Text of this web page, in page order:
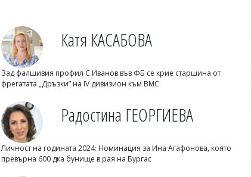
Катя КАСАБОВА
Зад фалшивия профил С.Иванов във ФБ се крие старшина от
фрегатата „Дръзки” на IV дивизион към ВМС
Радостина ГЕОРГИЕВА
Личност на годината 2024: Номинация за Ина Агафонова, която
превърна 600 дка бунище в рая на Бургас